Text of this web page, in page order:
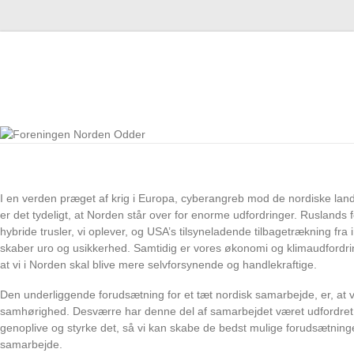
r
i
n
g
e
n
N
I en verden præget af krig i Europa, cyberangreb mod de nordiske
er det tydeligt, at Norden står over for enorme udfordringer. Ruslands
hybride trusler, vi oplever, og USA’s tilsyneladende tilbagetrækning
skaber uro og usikkerhed. Samtidig er vores økonomi og
at vi i Norden skal blive mere selvforsynende og handlekraftige.
Den underliggende forudsætning for et tæt nordisk samarbejde, er, at
samhørighed. Desværre har denne del af samarbejdet været
genoplive og styrke det, så vi kan skabe de bedst mulige
samarbejde.